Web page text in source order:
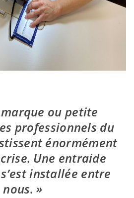
ou petite
professionnels du
énormément
Une entraide
installée entre
nous.